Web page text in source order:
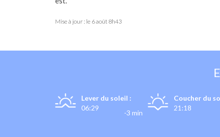
Mise à jour : le 6 août 8h43
Lever du soleil :
06:29
-3 min
Coucher du
21:18